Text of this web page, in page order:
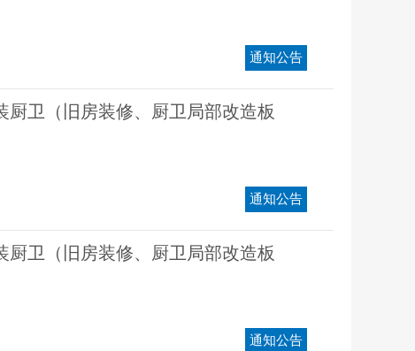
通知公告
卫（旧房装修、厨卫局部改造板
通知公告
卫（旧房装修、厨卫局部改造板
通知公告